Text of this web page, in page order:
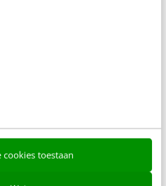
cookies toestaan
gebruiken op bijvoorbeeld
dan creëren ze
hele community gedeeld